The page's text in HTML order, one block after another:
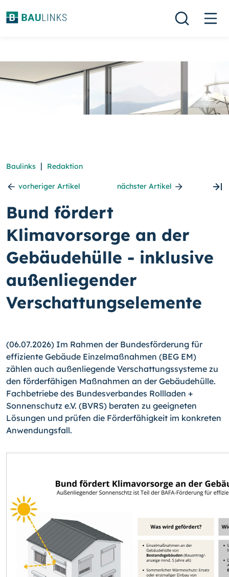
Baulinks | Redaktion
vorheriger Artikel nächster Artikel
Bund fördert
Klimavorsorge an der
Gebäudehülle - inklusive
außenliegender
Verschattungselemente
(06.07.2026) Im Rahmen der Bundesförderung für
effiziente Gebäude Einzelmaßnahmen (BEG EM)
zählen auch außenliegende Verschattungssysteme zu
den förderfähigen Maßnahmen an der Gebäudehülle.
Fachbetriebe des Bundesverbandes Rollladen +
Sonnenschutz e.V. (BVRS) beraten zu geeigneten
Lösungen und prüfen die Förderfähigkeit im konkreten
Anwendungsfall.